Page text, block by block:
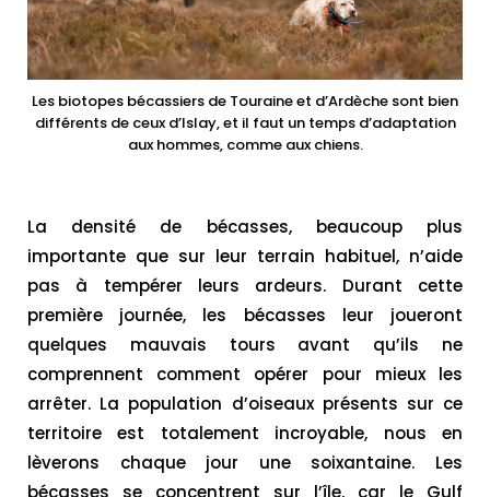
Les biotopes bécassiers de Touraine et d’Ardèche sont bien
différents de ceux d’Islay, et il faut un temps d’adaptation
aux hommes, comme aux chiens.
La densité de bécasses, beaucoup plus
importante que sur leur terrain habituel, n’aide
pas à tempérer leurs ardeurs. Durant cette
première journée, les bécasses leur joueront
quelques mauvais tours avant qu’ils ne
comprennent comment opérer pour mieux les
arrêter. La population d’oiseaux présents sur ce
territoire est totalement incroyable, nous en
lèverons chaque jour une soixantaine. Les
bécasses se concentrent sur l’île, car le Gulf